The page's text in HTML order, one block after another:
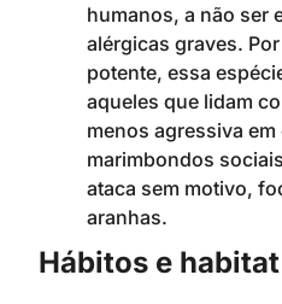
humanos, a não ser
alérgicas graves.
potente, essa
aqueles que lidam
menos agressiva
marimbondos
ataca sem motivo,
aranhas.
Hábitos e